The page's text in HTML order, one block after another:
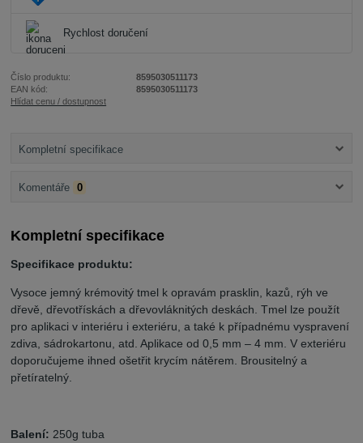
Rychlost doručení
Číslo produktu:
8595030511173
EAN kód:
8595030511173
Hlídat cenu / dostupnost
Kompletní specifikace
Komentáře 0
Kompletní specifikace
Specifikace produktu:
Vysoce jemný krémovitý tmel k opravám prasklin, kazů, rýh ve
dřevě, dřevotřískách a dřevovláknitých deskách. Tmel lze použít
pro aplikaci v interiéru i exteriéru, a také k případnému vyspravení
zdiva, sádrokartonu, atd. Aplikace od 0,5 mm – 4 mm. V exteriéru
doporučujeme ihned ošetřit krycím nátěrem. Brousitelný a
přetíratelný.
Balení: 250g tuba